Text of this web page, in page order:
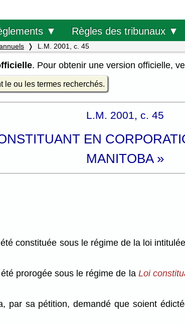
▼ Règles des tribunaux ▼
L.M. 2001, c. 45
. Pour obtenir une version officielle,
le ou les termes recherchés.
L.M. 2001, c. 45
EN
MANITOBA »
constituée sous le régime de la loi
prorogée sous le régime de la Loi
par sa pétition, demandé que soient